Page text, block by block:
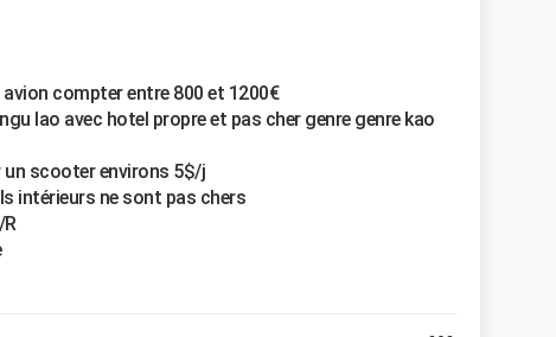
compter entre 800 et 1200€
lao avec hotel propre et pas cher genre genre kao
un scooter environs 5$/j
intérieurs ne sont pas chers